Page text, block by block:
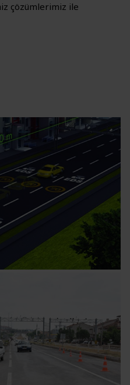
çözümlerimiz ile